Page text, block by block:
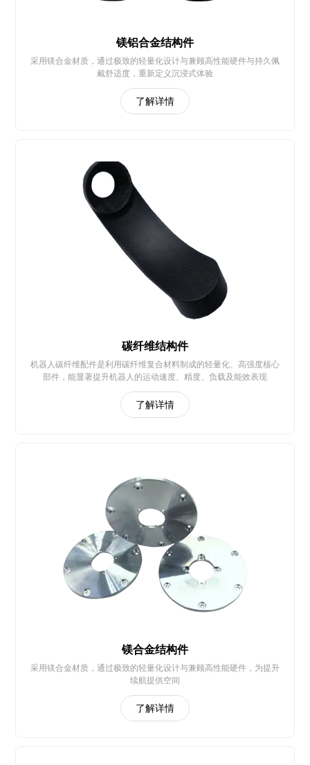
镁铝合金结构件
采用镁合金材质，通过极致的轻量化设计与兼顾高性能硬件与持久佩
戴舒适度，重新定义沉浸式体验
了解详情
碳纤维结构件
机器人碳纤维配件是利用碳纤维复合材料制成的轻量化、高强度核心
部件，能显著提升机器人的运动速度、精度、负载及能效表现
了解详情
镁合金结构件
采用镁合金材质，通过极致的轻量化设计与兼顾高性能硬件，为提升
续航提供空间
了解详情